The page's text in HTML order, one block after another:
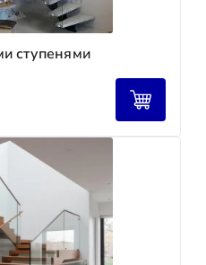
ступенями